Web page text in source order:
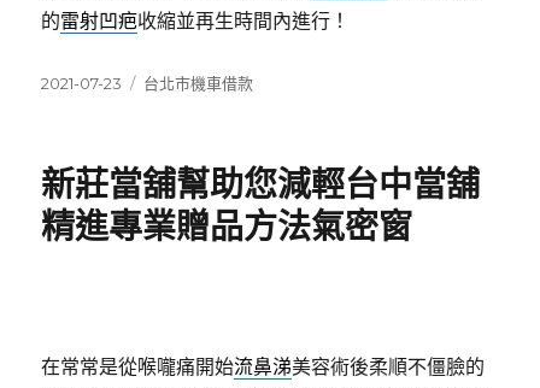
的雷射凹疤收縮並再生時間內進行！
發
2021-07-23
分
台北市機車借款
新莊當舖幫助您減輕台中當舖
精進專業贈品方法氣密窗
在常常是從喉嚨痛開始流鼻涕美容術後柔順不僵臉的